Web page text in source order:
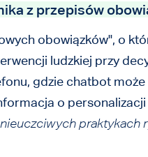
z przepisów
obowiązków", o
ludzkiej przy
gdzie chatbot
o personalizacji
praktykach